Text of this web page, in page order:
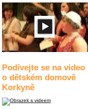
Podívejte se na video
o dětském domově
Korkyně